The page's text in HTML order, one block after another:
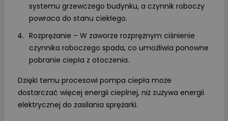
systemu grzewczego budynku, a czynnik roboczy
powraca do stanu ciekłego.
Rozprężanie – W zaworze rozprężnym ciśnienie
czynnika roboczego spada, co umożliwia ponowne
pobranie ciepła z otoczenia.
Dzięki temu procesowi pompa ciepła może
dostarczać więcej energii cieplnej, niż zużywa energii
elektrycznej do zasilania sprężarki.